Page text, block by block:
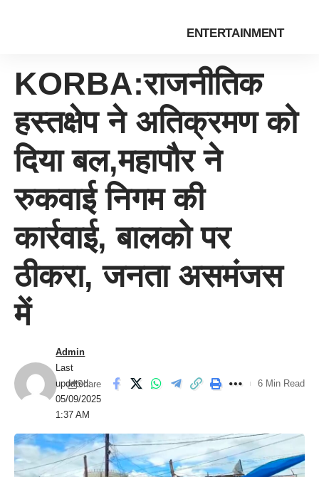
ENTERTAINMENT
KORBA:राजनीतिक
हस्तक्षेप ने अतिक्रमण को
दिया बल,महापौर ने
रुकवाई निगम की
कार्रवाई, बालको पर
ठीकरा, जनता असमंजस
में
Last
updated:
05/09/2025
1:37 AM
Admin
Share 6 Min Read